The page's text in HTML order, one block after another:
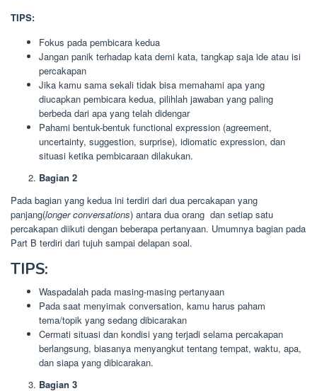
TIPS:
Fokus pada pembicara kedua
Jangan panik terhadap kata demi kata, tangkap saja ide atau isi
percakapan
Jika kamu sama sekali tidak bisa memahami apa yang
diucapkan pembicara kedua, pilihlah jawaban yang paling
berbeda dari apa yang telah didengar
Pahami bentuk-bentuk functional expression (agreement,
uncertainty, suggestion, surprise), idiomatic expression, dan
situasi ketika pembicaraan dilakukan.
Bagian 2
Pada bagian yang kedua ini terdiri dari dua percakapan yang
panjang(longer conversations) antara dua orang dan setiap satu
percakapan diikuti dengan beberapa pertanyaan. Umumnya bagian pada
Part B terdiri dari tujuh sampai delapan soal.
TIPS:
Waspadalah pada masing-masing pertanyaan
Pada saat menyimak conversation, kamu harus paham
tema/topik yang sedang dibicarakan
Cermati situasi dan kondisi yang terjadi selama percakapan
berlangsung, biasanya menyangkut tentang tempat, waktu, apa,
dan siapa yang dibicarakan.
Bagian 3